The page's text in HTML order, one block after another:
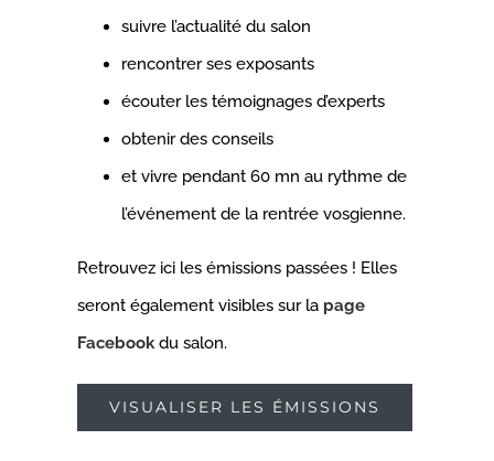
suivre l’actualité du salon
rencontrer ses exposants
écouter les témoignages d’experts
obtenir des conseils
et vivre pendant 60 mn au rythme de
l’événement de la rentrée vosgienne.
Retrouvez ici les émissions passées ! Elles
seront également visibles sur la page
Facebookdu salon.
VISUALISER LES ÉMISSIONS